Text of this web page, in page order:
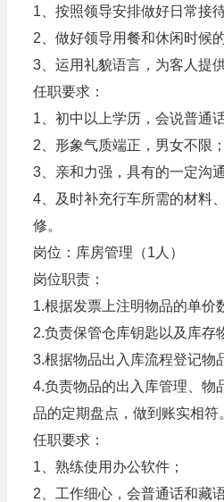
1、按照领导安排做好日常接
2、做好领导用餐和休闲时候
3、运用礼貌语言，为客人提
任职要求：
1、初中以上学历，会说普通
2、形象气质端正，男女不限；
3、亲和力强，具有的一定沟
4、及时补充行车所需的材料
修。
岗位：库房管理（1人）
岗位职责：
1.根据发票上注明物品的单价
2.负责保管仓库钥匙以及库存
3.根据物品出入库流程登记物
4.负责物品的出入库管理、物
品的定期盘点，做到账实相符
任职要求：
1、熟练使用办公软件；
2、工作细心，会普通话和藏